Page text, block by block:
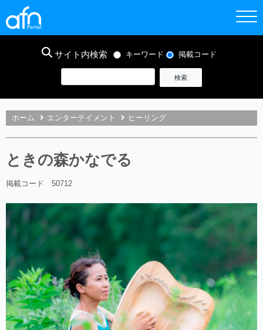
サイト内検索 キーワード 掲載コード
ホーム エンターテイメント ヒーリング
ときの森かなでる
掲載コード 50712